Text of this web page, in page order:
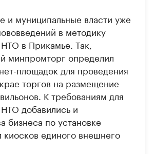
и муниципальные власти уже
в методику
в Прикамье. Так,
минпромторг определил
площадок для проведения
торгов на размещение
К требованиям для
добавились и
бизнеса по установке
киосков единого внешнего